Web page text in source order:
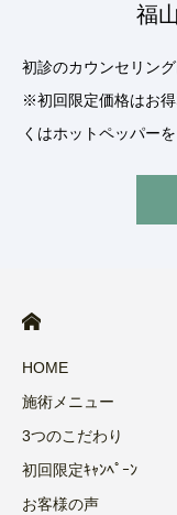
福
初診のカウンセリン
※初回限定価格はお
くはホットペッパー
HOME
施術メニュー
3つのこだわり
初回限定ｷｬﾝﾍﾟｰﾝ
お客様の声